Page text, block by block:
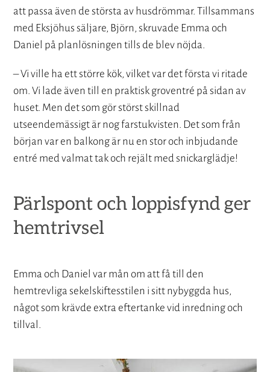
att passa även de största av husdrömmar. Tillsammans
med Eksjöhus säljare, Björn, skruvade Emma och
Daniel på planlösningen tills de blev nöjda.
– Vi ville ha ett större kök, vilket var det första vi ritade
om. Vi lade även till en praktisk groventré på sidan av
huset. Men det som gör störst skillnad
utseendemässigt är nog farstukvisten. Det som från
början var en balkong är nu en stor och inbjudande
entré med valmat tak och rejält med snickarglädje!
Pärlspont och loppisfynd ger
hemtrivsel
Emma och Daniel var mån om att få till den
hemtrevliga sekelskiftesstilen i sitt nybyggda hus,
något som krävde extra eftertanke vid inredning och
tillval.